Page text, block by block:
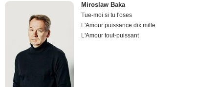
Miroslaw Baka
Tue-moi si tu l'oses
L'Amour puissance dix mille
L'Amour tout-puissant